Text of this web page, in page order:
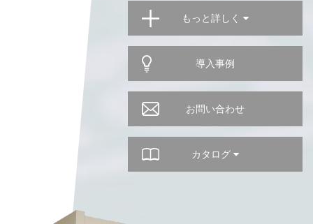
もっと詳しく
導入事例
お問い合わせ
カタログ